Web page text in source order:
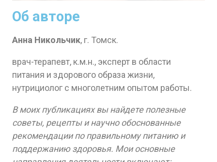
Об авторе
Анна Никольчик, г. Томск.
врач-терапевт, к.м.н., эксперт в области
питания и здорового образа жизни,
нутрициолог с многолетним опытом работы.
В моих публикациях вы найдете полезные
советы, рецепты и научно обоснованные
рекомендации по правильному питанию и
поддержанию здоровья. Мои основные